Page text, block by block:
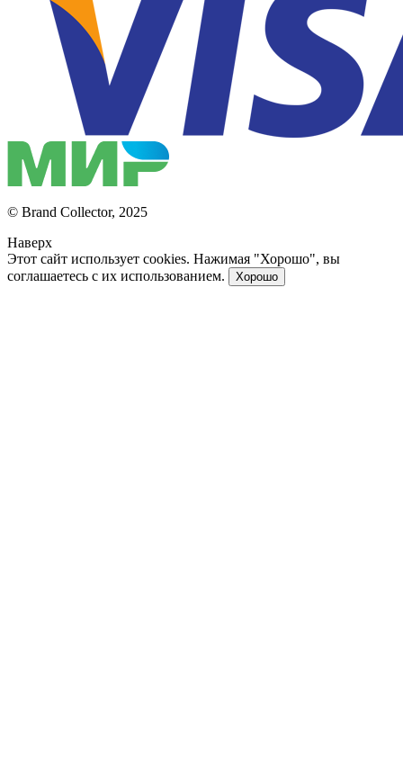
© Brand Collector, 2025
Наверх
Этот сайт использует cookies. Нажимая "Хорошо", вы
соглашаетесь с их использованием.
Хорошо